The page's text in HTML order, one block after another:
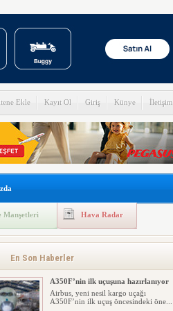
Ekle Kayıt Ol Giriş Künye İletişim
Manşetleri Hava Radar
En Son Haberler
A350F’nin ilk uçuşuna hazırlanıyor
Airbus, yeni nesil kargo uçağı
A350F’nin ilk uçuş öncesindeki öne...